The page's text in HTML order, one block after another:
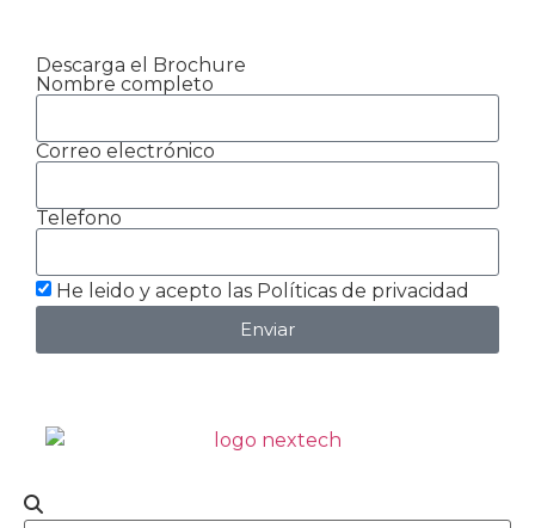
Descarga el Brochure
Nombre completo
Correo electrónico
Telefono
He leido y acepto las Políticas de privacidad
Enviar